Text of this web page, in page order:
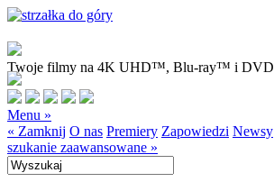
Twoje filmy na 4K UHD™, Blu-ray™ i DVD
Menu »
« Zamknij O nas Premiery Zapowiedzi Newsy
szukanie zaawansowane »